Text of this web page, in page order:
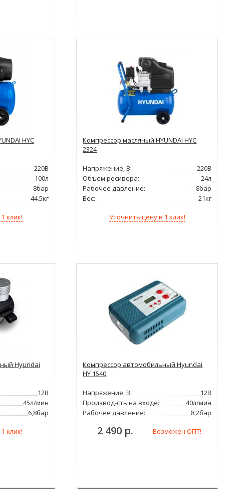
НYC
220В
100л
8бар
44.5кг
клик!
Компрессор масляный HYUNDAI НYC
2324
Напряжение, В:
220В
Объем ресивера:
24л
Рабочее давление:
8бар
Вес:
21кг
Уточнить цену в 1 клик!
Hyundai
12В
45л/мин
6,8бар
клик!
Компрессор автомобильный Hyundai
HY 1540
Напряжение, В:
12В
Производ-сть на входе:
40л/мин
Рабочее давление:
8,2бар
2 490 р. Возможен ОПТ!